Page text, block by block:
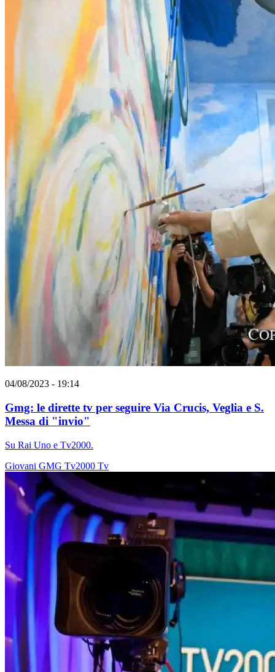
04/08/2023 - 19:14
Gmg: le dirette tv per seguire Via Crucis, Veglia e S.
Messa di "invio"
Su Rai Uno e Tv2000.
Giovani GMG Tv2000 Tv